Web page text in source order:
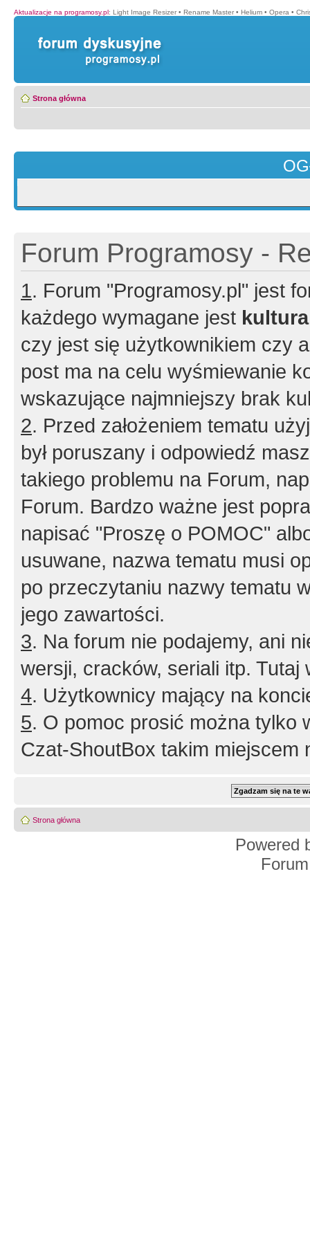
Aktualizacje na programosy.pl: Light Image Resizer • Rename Master • Helium • Opera •
Strona główna
Forum Programosy -
1. Forum "Programosy.pl" jest
każdego wymagane jest
czy jest się użytkownikiem czy
post ma na celu wyśmiewanie
wskazujące najmniejszy brak
2. Przed założeniem tematu
był poruszany i odpowiedź
takiego problemu na Forum,
Forum. Bardzo ważne jest
napisać "Proszę o POMOC"
usuwane, nazwa tematu musi
po przeczytaniu nazwy tematu
jego zawartości.
3. Na forum nie podajemy, ani
wersji, cracków, seriali itp. Tutaj
4. Użytkownicy mający na
5. O pomoc prosić można tylko
Czat-ShoutBox takim miejscem
Strona główna
Powered